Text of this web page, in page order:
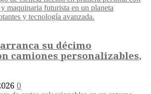
arranca su décimo
camiones personalizables,
0